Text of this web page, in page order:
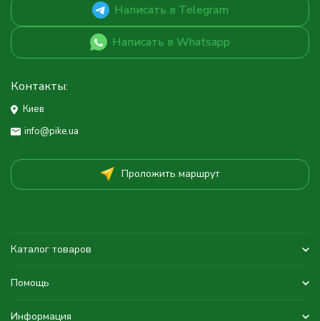
Написать в Telegram
Написать в Whatsapp
Контакты:
Киев
info@pike.ua
Проложить маршрут
Каталог товаров
Помощь
Информация